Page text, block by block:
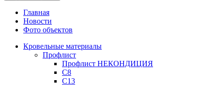
Главная
Новости
Фото объектов
Кровельные материалы
Профлист
Профлист НЕКОНДИЦИЯ
С8
С13